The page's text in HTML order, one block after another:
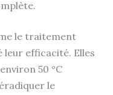
le traitement
efficacité. Elles
50 °C
le